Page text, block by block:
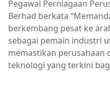
Pegawai Perniagaan
Berhad berkata
berkembang pesat ke
sebagai pemain industri
memastikan perusahaan
teknologi yang terkini